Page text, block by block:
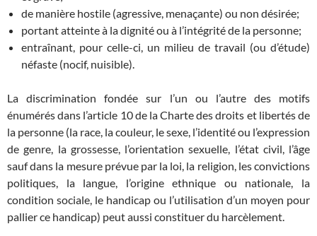
de manière hostile (agressive, menaçante) ou non désirée;
portant atteinte à la dignité ou à l’intégrité de la personne;
entraînant, pour celle-ci, un milieu de travail (ou d’étude)
néfaste (nocif, nuisible).
La discrimination fondée sur l’un ou l’autre des motifs
énumérés dans l’article 10 de la Charte des droits et libertés de
la personne (la race, la couleur, le sexe, l’identité ou l’expression
de genre, la grossesse, l’orientation sexuelle, l’état civil, l’âge
sauf dans la mesure prévue par la loi, la religion, les convictions
politiques, la langue, l’origine ethnique ou nationale, la
condition sociale, le handicap ou l’utilisation d’un moyen pour
pallier ce handicap) peut aussi constituer du harcèlement.